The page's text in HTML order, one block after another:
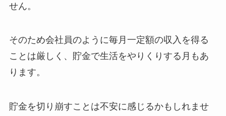
せん。
そのため会社員のように毎月一定額の収入を得る
ことは厳しく、貯金で生活をやりくりする月もあ
ります。
貯金を切り崩すことは不安に感じるかもしれませ